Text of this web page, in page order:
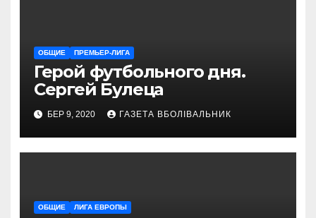
ОБЩИЕ ПРЕМЬЕР-ЛИГА
Герой футбольного дня.
Сергей Булеца
БЕР 9, 2020 ГАЗЕТА ВБОЛІВАЛЬНИК
ОБЩИЕ ЛИГА ЕВРОПЫ